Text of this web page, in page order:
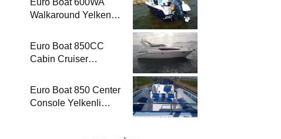
Euro Boat 600WA
Walkaround Yelkenli
Euro Boat 850CC
Cabin Cruiser
Euro Boat 850 Center
Console Yelkenli